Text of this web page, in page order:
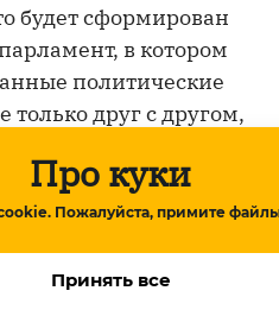
Про куки
Пожалуйста, примите
Принять все
будет сформирован
в котором
политические
только друг с другом,
нашего времени. И
если она сохранит
взять на себя
этих противоречий.